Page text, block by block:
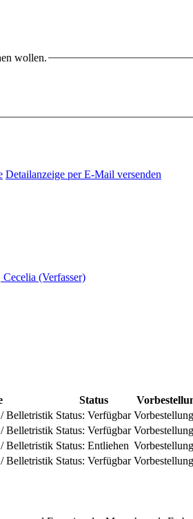
wollen.
Detailanzeige per E-Mail versenden
(Verfasser)
Status
Belletristik Status: Verfügbar
Belletristik Status: Verfügbar
Belletristik Status: Entliehen
Belletristik Status: Verfügbar